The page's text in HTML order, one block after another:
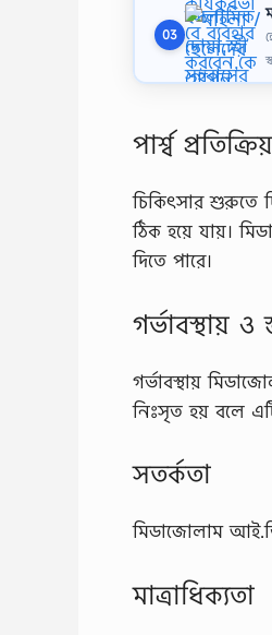
03
পার্শ্ব
চিকিৎসার শুরুতে
ঠিক হয়ে যায়।
দিতে পারে।
গর্ভাবস্থায় ও
গর্ভাবস্থায়
নিঃসৃত হয় বলে
সতর্কতা
মিডাজোলাম
মাত্রাধিক্যতা